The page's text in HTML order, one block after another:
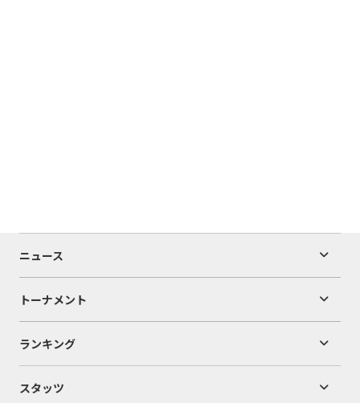
ニュース
トーナメント
ランキング
スタッツ